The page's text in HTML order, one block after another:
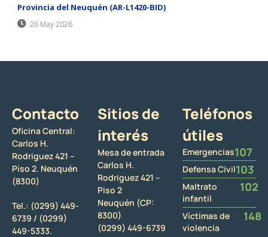
Provincia del Neuquén (AR-L1420-BID)
26 May 2026
Contacto
Oficina Central:
Carlos H.
Rodriguez 421 –
Piso 2. Neuquén
(8300)
Tel.: (0299) 449-
6739 / (0299)
449-5333.
Sitios de
interés
Mesa de entrada
Carlos H.
Rodriguez 421 –
Piso 2
Neuquén (CP:
8300)
(0299) 449-6739
Teléfonos
útiles
Emergencias107
Defensa Civil103
Maltrato
infantil
102
Víctimas de
violencia
148